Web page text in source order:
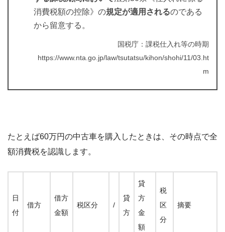
消費税額の控除》の規定が適用されるのである
から留意する。
国税庁：課税仕入れ等の時期
https://www.nta.go.jp/law/tsutatsu/kihon/shohi/11/03.ht
m
たとえば60万円の中古車を購入したときは、その時点で全
額消費税を認識します。
日
付
借方
借方
金額
税区分 /
貸
方
貸
方
金
額
税
区
分
摘要